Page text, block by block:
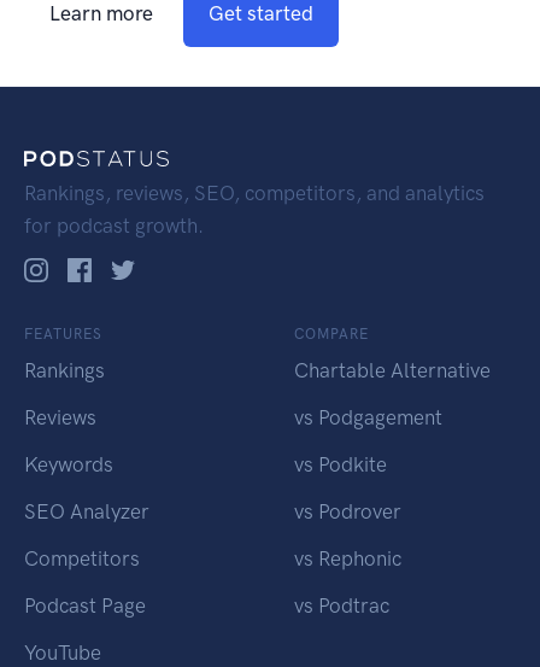
Learn more Get started
Rankings, reviews, SEO, competitors, and analytics
for podcast growth.
FEATURES
Rankings
Reviews
Keywords
SEO Analyzer
Competitors
Podcast Page
YouTube
COMPARE
Chartable Alternative
vs Podgagement
vs Podkite
vs Podrover
vs Rephonic
vs Podtrac